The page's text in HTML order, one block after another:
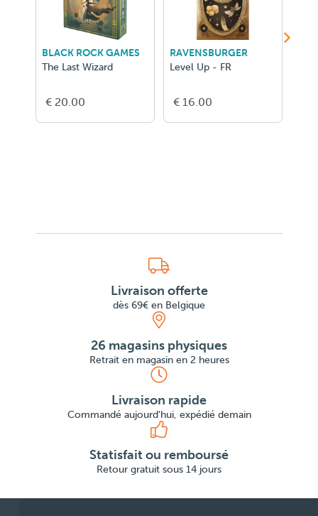
BLACK ROCK GAMES
The Last Wizard
€ 20.00
RAVENSBURGER
Level Up - FR
€ 16.00
Livraison offerte
dès 69€ en Belgique
26 magasins physiques
Retrait en magasin en 2 heures
Livraison rapide
Commandé aujourd'hui, expédié demain
Statisfait ou remboursé
Retour gratuit sous 14 jours